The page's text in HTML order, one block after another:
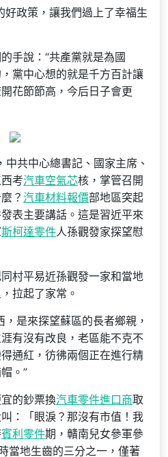
好政策，讓我們過上了幸福生
手說：“共產黨就是為國
黨中心想的就是千方百計讓
花節節高，今后日子會更
共中心總書記、國家主席、
考汽車空氣芯核，掌管召開
？ 汽車材料報價部地區突起
表主要講話。這是習近平來
斯柯達零件人孫觀發家探望慰
村平易近孫觀發一家和當地
拉起了家常。
是來探望蘇區的長者鄉親，
有沒有改良，老區能不克不
通紅，彷彿兩個正在進行精
。”
的鈔票換汽車零件進口商取
：「眼淚？那沒有市值！我
賓利零件期，贛南兒女參軍參
當地生齒的三分之一，僅著